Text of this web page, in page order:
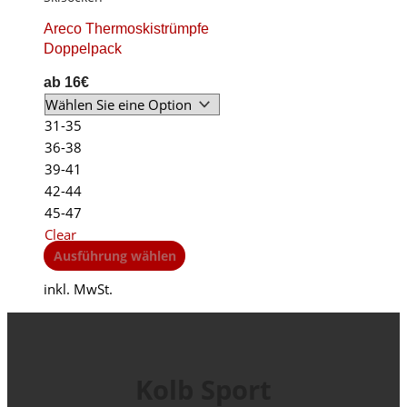
Areco Thermoskistrümpfe
Doppelpack
ab 16€
31-35
36-38
39-41
42-44
45-47
Clear
Ausführung wählen This
multiple
inkl. MwSt.